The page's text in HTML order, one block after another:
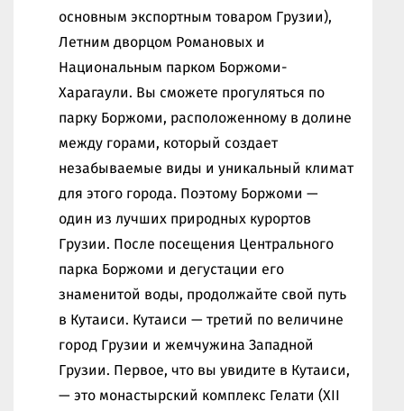
основным экспортным товаром Грузии),
Летним дворцом Романовых и
Национальным парком Боржоми-
Харагаули. Вы сможете прогуляться по
парку Боржоми, расположенному в долине
между горами, который создает
незабываемые виды и уникальный климат
для этого города. Поэтому Боржоми —
один из лучших природных курортов
Грузии. После посещения Центрального
парка Боржоми и дегустации его
знаменитой воды, продолжайте свой путь
в Кутаиси. Кутаиси — третий по величине
город Грузии и жемчужина Западной
Грузии. Первое, что вы увидите в Кутаиси,
— это монастырский комплекс Гелати (XII